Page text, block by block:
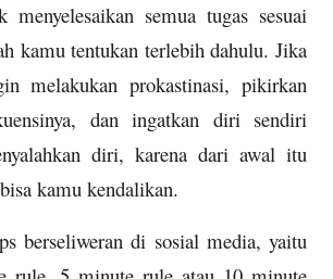
menyelesaikan semua tugas sesuai
kamu tentukan terlebih dahulu. Jika
melakukan prokastinasi, pikirkan
dan ingatkan diri sendiri
diri, karena dari awal itu
kamu kendalikan.
berseliweran di sosial media, yaitu